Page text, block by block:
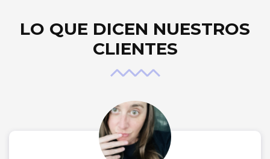
LO QUE DICEN NUESTROS
CLIENTES